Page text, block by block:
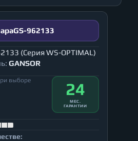
GS-962133
(Серия WS-OPTIMAL)
GANSOR
выборе
24
МЕС.
ГАРАНТИИ